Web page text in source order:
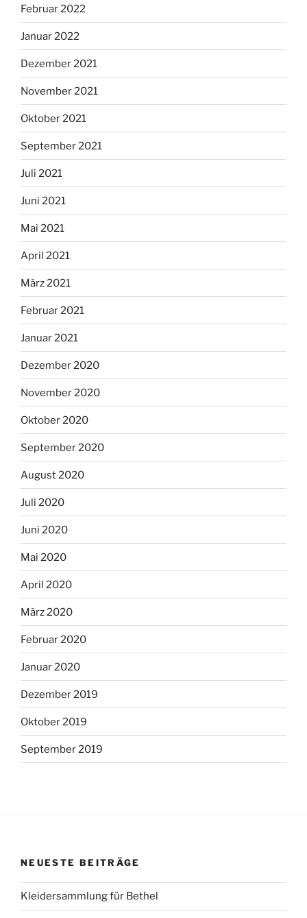
Februar 2022
Januar 2022
Dezember 2021
November 2021
Oktober 2021
September 2021
Juli 2021
Juni 2021
Mai 2021
April 2021
März 2021
Februar 2021
Januar 2021
Dezember 2020
November 2020
Oktober 2020
September 2020
August 2020
Juli 2020
Juni 2020
Mai 2020
April 2020
März 2020
Februar 2020
Januar 2020
Dezember 2019
Oktober 2019
September 2019
NEUESTE BEITRÄGE
Kleidersammlung für Bethel